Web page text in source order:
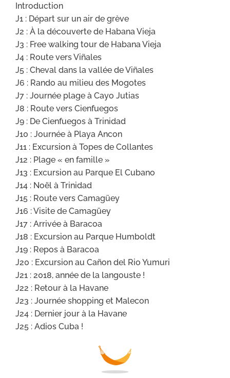
Introduction
J1 : Départ sur un air de grève
J2 : À la découverte de Habana Vieja
J3 : Free walking tour de Habana Vieja
J4 : Route vers Viñales
J5 : Cheval dans la vallée de Viñales
J6 : Rando au milieu des Mogotes
J7 : Journée plage à Cayo Jutias
J8 : Route vers Cienfuegos
J9 : De Cienfuegos à Trinidad
J10 : Journée à Playa Ancon
J11 : Excursion à Topes de Collantes
J12 : Plage « en famille »
J13 : Excursion au Parque El Cubano
J14 : Noël à Trinidad
J15 : Route vers Camagüey
J16 : Visite de Camagüey
J17 : Arrivée à Baracoa
J18 : Excursion au Parque Humboldt
J19 : Repos à Baracoa
J20 : Excursion au Cañon del Rio Yumuri
J21 : 2018, année de la langouste !
J22 : Retour à la Havane
J23 : Journée shopping et Malecon
J24 : Dernier jour à la Havane
J25 : Adios Cuba !